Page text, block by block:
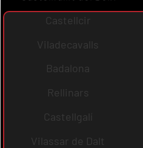
Castellcir
Viladecavalls
Badalona
Rellinars
Castellgalí
Vilassar de Dalt